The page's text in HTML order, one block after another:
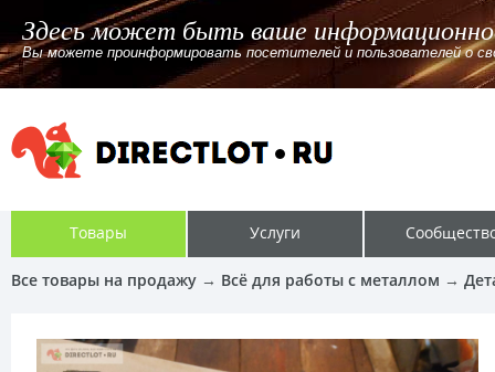
Здесь может быть ваше
Вы можете проинформировать посетителей и пользователей о
Товары Услуги
Все товары на продажу → Всё для работы с металлом →